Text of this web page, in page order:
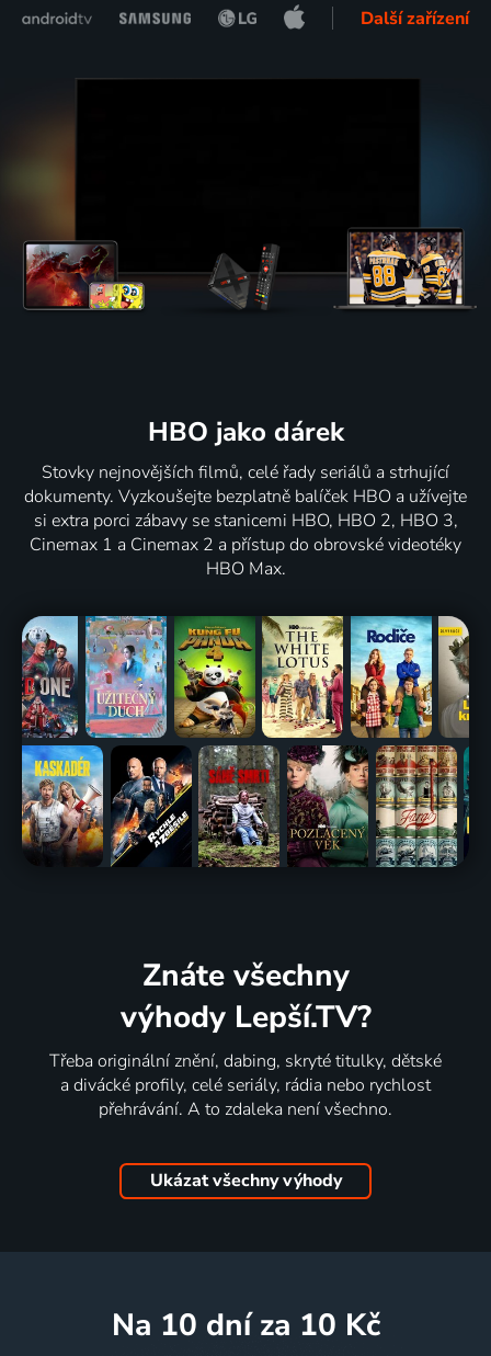
Další zařízení
HBO jako dárek
Stovky nejnovějších filmů, celé řady seriálů a strhující
dokumenty. Vyzkoušejte bezplatně balíček HBO a užívejte
si extra porci zábavy se stanicemi HBO, HBO 2, HBO 3,
Cinemax 1 a Cinemax 2 a přístup do obrovské videotéky
HBO Max.
Znáte všechny
výhody Lepší.TV?
Třeba originální znění, dabing, skryté titulky, dětské
a divácké profily, celé seriály, rádia nebo rychlost
přehrávání. A to zdaleka není všechno.
Ukázat všechny výhody
na 10 dní za 10 Kč